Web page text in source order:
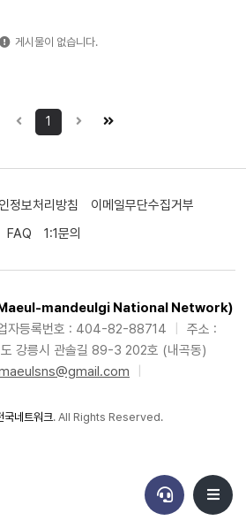
게시물이 없습니다.
1
정보처리방침
이메일무단수집거부
FAQ
1:1문의
(Maeul-mandeulgi National Network)
자등록번호 : 404-82-88714
주소 :
강릉시 관솔길 89-3 202호 (내곡동)
국네트워크. All Rights Reserved.